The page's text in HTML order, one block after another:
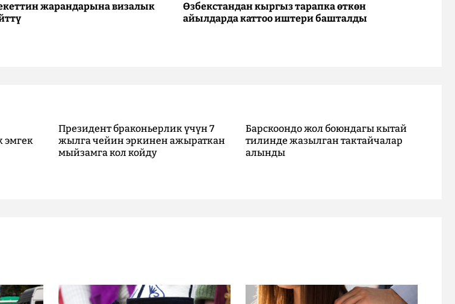
жарандарына визалык
Өзбекстандан кыргыз тарапка өткөн
айылдарда каттоо иштери башталды
эмгек
Президент браконьерлик үчүн 7
жылга чейин эркинен ажыраткан
мыйзамга кол койду
Барскоондо жол боюндагы кытай
тилинде жазылган тактайчалар
алынды